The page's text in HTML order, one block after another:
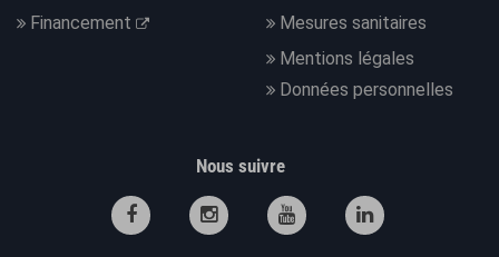
Financement
Mesures sanitaires
Mentions légales
Données personnelles
Nous suivre